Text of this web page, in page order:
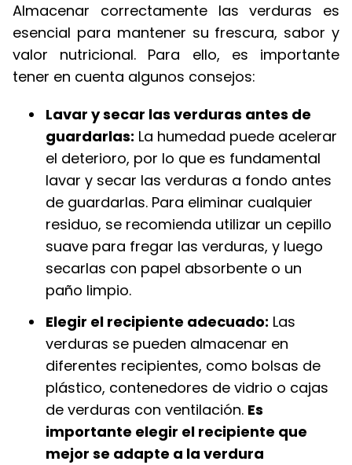
Almacenar correctamente las verduras es
esencial para mantener su frescura, sabor y
valor nutricional. Para ello, es importante
tener en cuenta algunos consejos:
Lavar y secar las verduras antes de
guardarlas: La humedad puede acelerar
el deterioro, por lo que es fundamental
lavar y secar las verduras a fondo antes
de guardarlas. Para eliminar cualquier
residuo, se recomienda utilizar un cepillo
suave para fregar las verduras, y luego
secarlas con papel absorbente o un
paño limpio.
Elegir el recipiente adecuado: Las
verduras se pueden almacenar en
diferentes recipientes, como bolsas de
plástico, contenedores de vidrio o cajas
de verduras con ventilación. Es
importante elegir el recipiente que
mejor se adapte a la verdura